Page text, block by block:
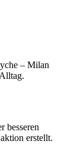
– Milan
besseren
erstellt.